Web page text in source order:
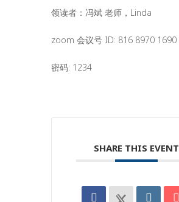
领读者：冯斌 老师，Linda
zoom 会议号 ID: 816 8970 1690
密码: 1234
SHARE THIS EVENT